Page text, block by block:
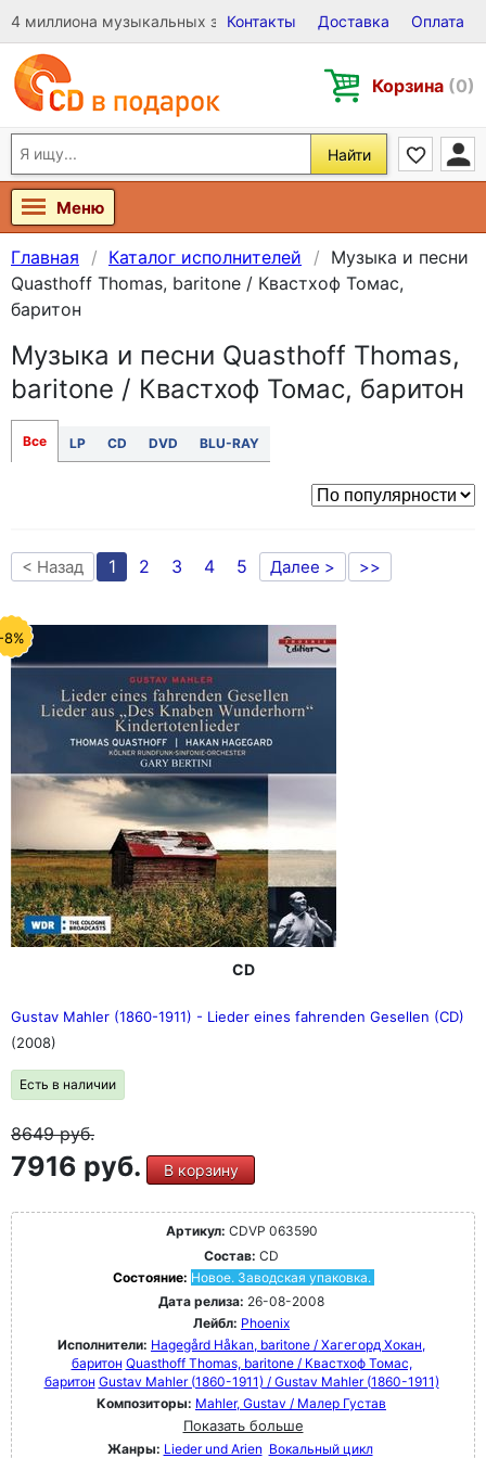
4 миллиона музыкальных записей на Виниле, CD и DVD
Контакты Доставка Оплата
Корзина (0)
Найти
Меню
Главная Каталог исполнителей
Музыка и песни
Quasthoff Thomas, baritone / Квастхоф Томас,
баритон
Музыка и песни Quasthoff Thomas,
baritone / Квастхоф Томас, баритон
Все LP CD DVD BLU-RAY
< Назад 1 2 3 4 5 Далее > >>
8%
CD
Gustav Mahler (1860-1911) - Lieder eines fahrenden Gesellen (CD)
(2008)
Есть в наличии
8649руб.
7916 руб. В корзину
Артикул: CDVP 063590
Состав: CD
Состояние: Новое. Заводская упаковка.
Дата релиза: 26-08-2008
Лейбл: Phoenix
Исполнители: Hagegård Håkan, baritone / Хагегорд Хокан,
баритон Quasthoff Thomas, baritone / Квастхоф Томас,
баритон Gustav Mahler (1860-1911) / Gustav Mahler (1860-1911)
Композиторы: Mahler, Gustav / Малер Густав
Показать больше
Жанры: Lieder und Arien Вокальный цикл